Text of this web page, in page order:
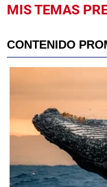
MIS TEMAS